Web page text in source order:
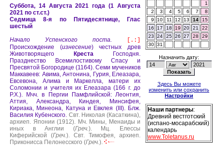
Суббота, 14 Августа 2021 года (1 Августа
2021 по ст.ст.)
Седмица 8-я по Пятидесятнице, Глас
шестый
Начало Успенского поста.
[.:]
Происхождение (изнесение) честных древ
Животворящего
Креста
Господня.
Празднество Всемилостивому Спасу и
Пресвятой Богородице (1164). Семи мучеников
Маккавеев: Авима, Антонина, Гурия, Елеазара,
Евсевона, Алима и Маркелла, матери их
Соломонии и учителя их Елеазара (166 г. до
Р.Х.).
Мчч. в Пергии Памфлийской: Леонтия,
Аттия, Александра, Киндея, Минсифея,
Кириака, Минеона, Катуна и Евклея (III). Блж.
Василия Кубенского. Свт. Николая (Касаткина),
архиеп. Японии (1912). Мч. Мины, Менаиды и
иных в Англии (Греч.).
Мц. Елессы
Киферийской (Греч.). Свт. Тимофея, архиеп.
Приконисса Пелонесского (Греч.).
1
2
3 4 5 6 7
8
9
10 11 12 13 14
15
16
17 18 19 20 21
22
23
24 25 26 27 28
29
30 31
Назначить дату:
Здесь Вы можете
изменить или сохранить
Настройки
Наши партнеры:
Древний вестготский
(испано-мосарабский)
календарь
www.Toletanus.ru